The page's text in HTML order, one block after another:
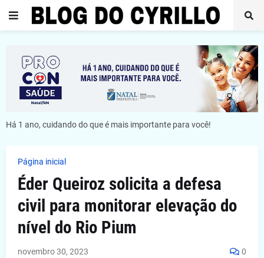
Há 1 ano, cuidando do que é mais importante para você!
Página inicial
Éder Queiroz solicita a defesa
civil para monitorar elevação do
nível do Rio Pium
novembro 30, 2023 0